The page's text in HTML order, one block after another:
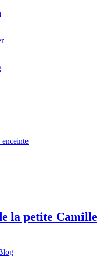
la petite Camille